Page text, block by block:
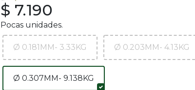
$ 7.190
Pocas unidades.
Ø 0.181MM- 3.33KG Ø 0.203MM- 4.13KG
Ø 0.307MM- 9.138KG